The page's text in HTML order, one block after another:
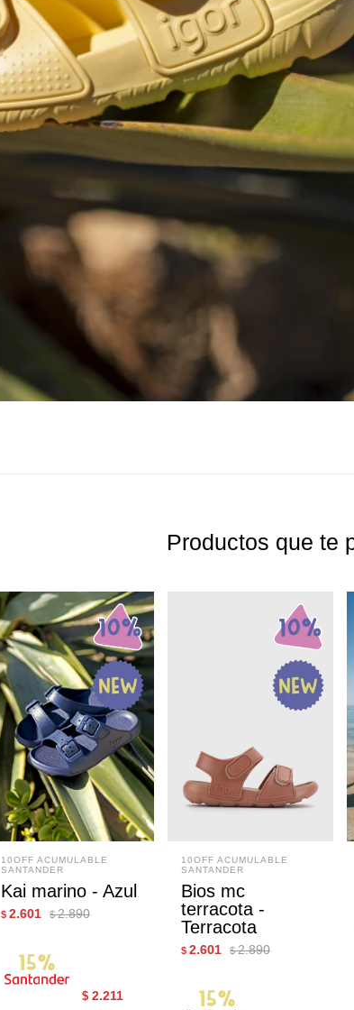
Productos que te
10OFF ACUMULABLE
SANTANDER
Kai marino - Azul
$ 2.601 $ 2.890
$ 2.211
10OFF ACUMULABLE
SANTANDER
Bios mc
terracota -
Terracota
$ 2.601 $ 2.890